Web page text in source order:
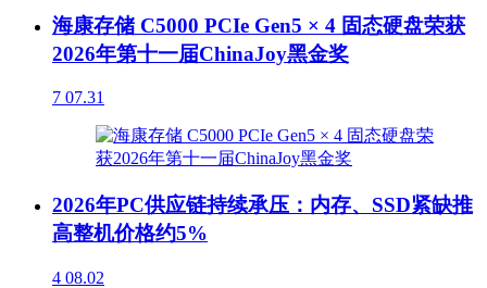
海康存储 C5000 PCIe Gen5 × 4 固态硬盘荣获
2026年第十一届ChinaJoy黑金奖
7 07.31
2026年PC供应链持续承压：内存、SSD紧缺推
高整机价格约5%
4 08.02